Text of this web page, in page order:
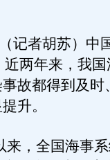
者胡苏）中
两年来，我
故都得到及时
升。
，全国海事系